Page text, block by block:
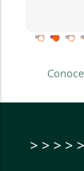
> > > >